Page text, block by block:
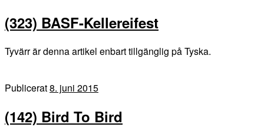
(323) BASF-Kellereifest
Tyvärr är denna artikel enbart tillgänglig på Tyska.
Publicerat8. juni 2015
(142) Bird To Bird